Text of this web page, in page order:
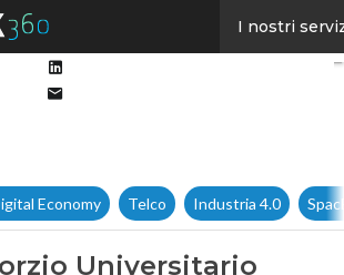
I nostri
Economy Telco Industria 4.0
Universitario